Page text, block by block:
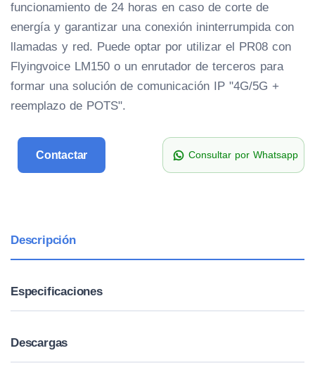
funcionamiento de 24 horas en caso de corte de
energía y garantizar una conexión ininterrumpida con
llamadas y red. Puede optar por utilizar el PR08 con
Flyingvoice LM150 o un enrutador de terceros para
formar una solución de comunicación IP "4G/5G +
reemplazo de POTS".
Contactar Consultar por Whatsapp
Descripción
Especificaciones
Descargas